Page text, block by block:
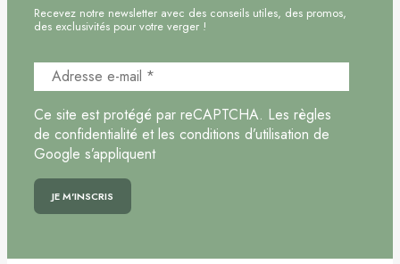
Recevez notre newsletter avec des conseils utiles, des promos,
des exclusivités pour votre verger !
Ce site est protégé par reCAPTCHA. Les règles
de confidentialité et les conditions d’utilisation de
Google s’appliquent